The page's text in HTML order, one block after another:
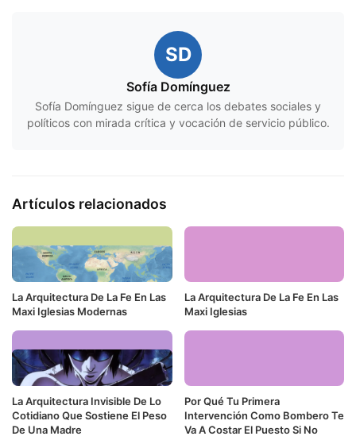
SD
Sofía Domínguez
Sofía Domínguez sigue de cerca los debates sociales y
políticos con mirada crítica y vocación de servicio público.
Artículos relacionados
La Arquitectura De La Fe En Las
Maxi Iglesias Modernas
La Arquitectura De La Fe En Las
Maxi Iglesias
La Arquitectura Invisible De Lo
Cotidiano Que Sostiene El Peso
De Una Madre
Por Qué Tu Primera
Intervención Como Bombero Te
Va A Costar El Puesto Si No